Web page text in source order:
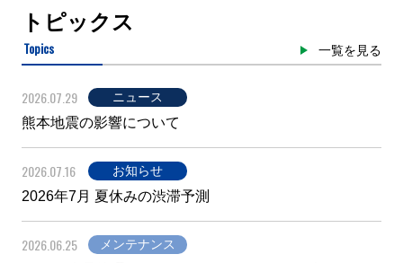
工事
高速湾岸線<西行>
入口閉鎖
規制
川崎浮島ＪＣＴ付近
トピックス
Topics 一覧を見る
2026.07.29 ニュース
熊本地震の影響について
2026.07.16 お知らせ
2026年7月 夏休みの渋滞予測
2026.06.25 メンテナンス